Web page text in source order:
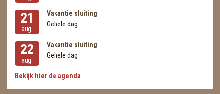
21
aug.
Vakantie sluiting
Gehele dag
22
aug.
Vakantie sluiting
Gehele dag
Bekijk hier de agenda